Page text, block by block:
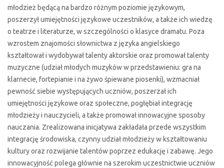
młodzież będącą na bardzo różnym poziomie językowym,
poszerzył umiejętności językowe uczestników, a także ich wiedzę
o teatrze i literaturze, w szczególności o klasyce dramatu. Poza
wzrostem znajomości słownictwa z języka angielskiego
kształtował i wydobywał talenty aktorskie oraz promował talenty
muzyczne (udział młodych muzyków w przedstawieniu: gra na
klarnecie, fortepianie i na żywo śpiewane piosenki), wzmacniał
pewność siebie występujących uczniów, poszerzał ich
umiejętności językowe oraz społeczne, pogłębiał integrację
młodzieży i nauczycieli, a także promował innowacyjne sposoby
nauczania. Zrealizowana inicjatywa zakładała przede wszystkim
integrację środowiska, czynny udział młodzieży w kształtowaniu
kultury oraz rozwijanie talentów poprzez edukację i zabawę. Jego
innowacyjność polega głównie na szerokim uczestnictwie uczniów